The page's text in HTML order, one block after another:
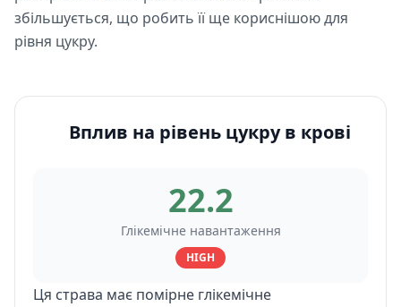
збільшується, що робить її ще кориснішою для
рівня цукру.
Вплив на рівень цукру в крові
22.2
Глікемічне навантаження
HIGH
Ця страва має помірне глікемічне